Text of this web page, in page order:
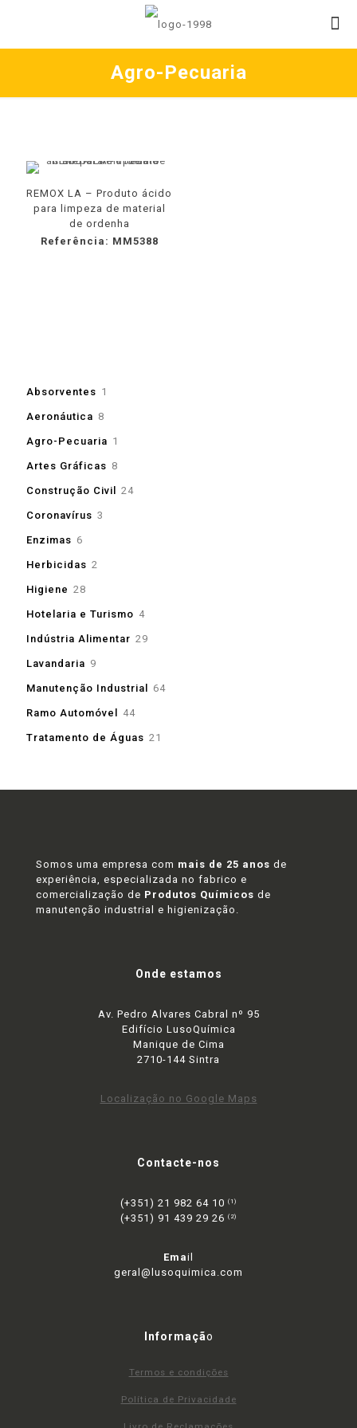
Agro-Pecuaria
REMOX LA – Produto ácido
para limpeza de material
de ordenha
Referência: MM5388
Absorventes 1
Aeronáutica 8
Agro-Pecuaria 1
Artes Gráficas 8
Construção Civil
2424
Coronavírus 3
Enzimas 6
Herbicidas 2
Higiene 28
Hotelaria e Turismo 44
Indústria Alimentar 29
Lavandaria 9
Manutenção Industrial
6464
Ramo Automóvel
4444
Tratamento de Águas 21
Somos uma empresa com mais de 25 anos de
experiência, especializada no fabrico e
comercialização de Produtos Químicos de
manutenção industrial e higienização.
Onde estamos
Av. Pedro Alvares Cabral nº 95
Edifício LusoQuímica
Manique de Cima
2710-144 Sintra
Localização no Google Maps
Contacte-nos
(+351) 21 982 64 10 (1)
(+351) 91 439 29 26 (2)
Email
geral@lusoquimica.com
Informação
Termos e condições
Política de Privacidade